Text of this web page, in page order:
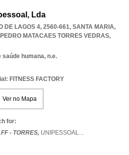
Lda
DE LAGOS 4, 2560-661, SANTA MARIA,
MATACAES TORRES VEDRAS,
humana, n.e.
FITNESS FACTORY
Ver no Mapa
for:
FF - TORRES, UNIPESSOAL...